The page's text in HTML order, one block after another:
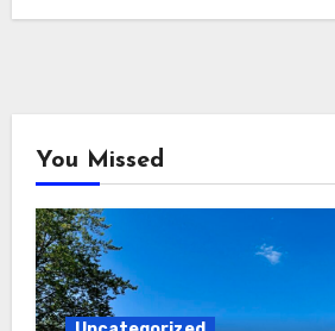
You Missed